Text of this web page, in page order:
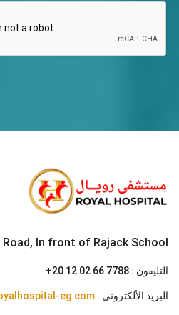
In front of Rajack School
التليفون : +20 12 02 66 7788
البريد الألكترونى : eg.com